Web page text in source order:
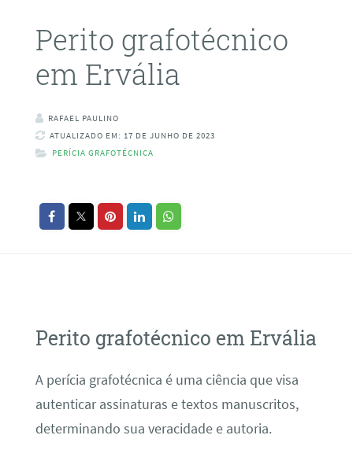
Perito grafotécnico
em Ervália
RAFAEL PAULINO
ATUALIZADO EM: 17 DE JUNHO DE 2023
PERÍCIA GRAFOTÉCNICA
Perito grafotécnico em Ervália
A perícia grafotécnica é uma ciência que visa
autenticar assinaturas e textos manuscritos,
determinando sua veracidade e autoria.